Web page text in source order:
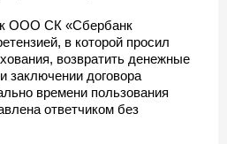
к ООО СК «Сбербанк
в которой просил
возвратить денежные
заключении договора
времени пользования
ответчиком без